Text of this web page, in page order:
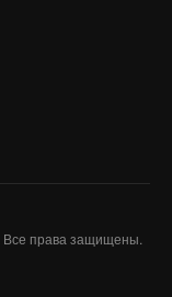
Все права защищены.